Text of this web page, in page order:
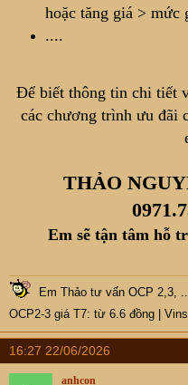
hoặc tăng giá > mức
....
Để biết thông tin chi tiết
các chương trình ưu đãi
THẢO
Em sẽ tận tâm hỗ
Em Thảo tư vấn OCP 2,3, ..
OCP2-3 giá T7: từ 6.6 đồng
16:27 22/06/2026
anhcon